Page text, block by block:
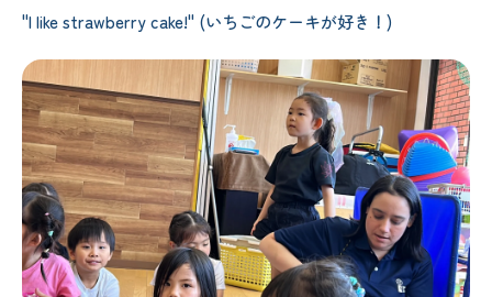
"I like strawberry cake!" (いちごのケーキが好き！)